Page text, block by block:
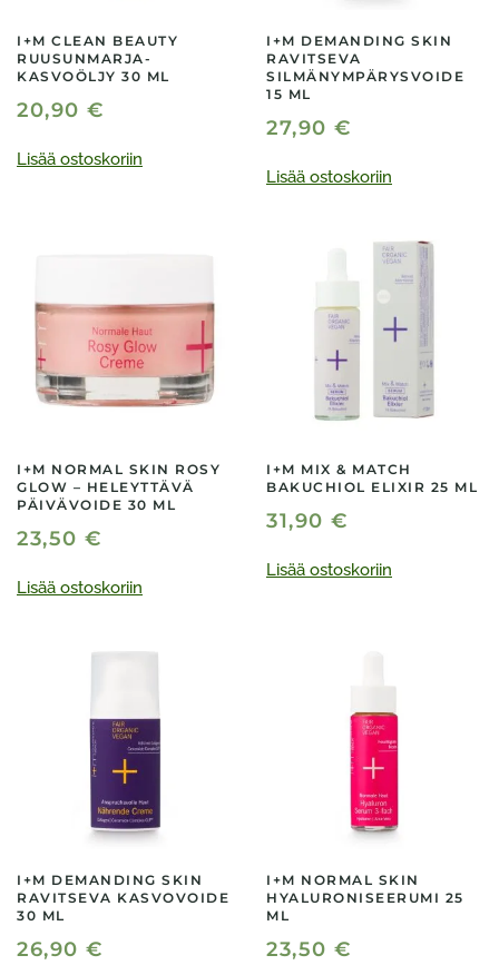
I+M CLEAN BEAUTY
RUUSUNMARJA-
KASVOÖLJY 30 ML
20,90 €
Lisää ostoskoriin
I+M DEMANDING SKIN
RAVITSEVA
SILMÄNYMPÄRYSVOIDE
15 ML
27,90 €
Lisää ostoskoriin
I+M NORMAL SKIN ROSY
GLOW – HELEYTTÄVÄ
PÄIVÄVOIDE 30 ML
23,50 €
Lisää ostoskoriin
I+M MIX & MATCH
BAKUCHIOL ELIXIR 25 ML
31,90 €
Lisää ostoskoriin
I+M DEMANDING SKIN
RAVITSEVA KASVOVOIDE
30 ML
26,90 €
I+M NORMAL SKIN
HYALURONISEERUMI 25
ML
23,50 €